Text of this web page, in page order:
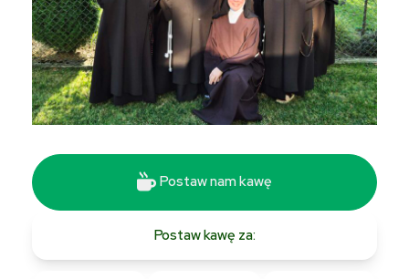
Postaw nam kawę
Postaw kawę za: